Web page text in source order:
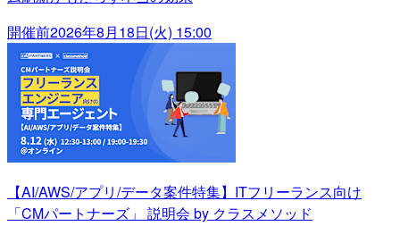
開催前2026年8月18日(火) 15:00
【AI/AWS/アプリ/データ案件特集】ITフリーランス向け
「CMパートナーズ」 説明会 by クラスメソッド